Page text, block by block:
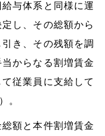
与体系と同様に運
し、その総額から
き、その残額を調
からなる割増賃金
従業員に支給して
。
額と本件割増賃金